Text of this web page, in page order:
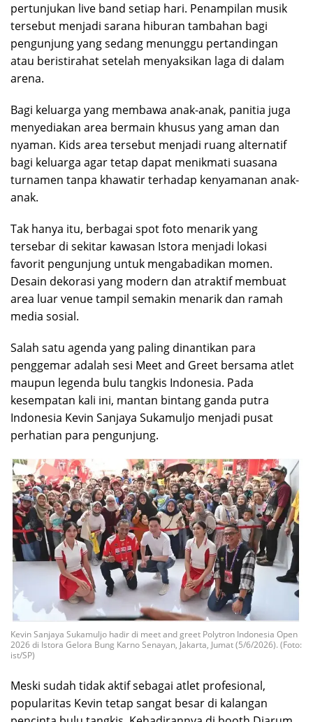
pertunjukan live band setiap hari. Penampilan musik
tersebut menjadi sarana hiburan tambahan bagi
pengunjung yang sedang menunggu pertandingan
atau beristirahat setelah menyaksikan laga di dalam
arena.
Bagi keluarga yang membawa anak-anak, panitia juga
menyediakan area bermain khusus yang aman dan
nyaman. Kids area tersebut menjadi ruang alternatif
bagi keluarga agar tetap dapat menikmati suasana
turnamen tanpa khawatir terhadap kenyamanan anak-
anak.
Tak hanya itu, berbagai spot foto menarik yang
tersebar di sekitar kawasan Istora menjadi lokasi
favorit pengunjung untuk mengabadikan momen.
Desain dekorasi yang modern dan atraktif membuat
area luar venue tampil semakin menarik dan ramah
media sosial.
Salah satu agenda yang paling dinantikan para
penggemar adalah sesi Meet and Greet bersama atlet
maupun legenda bulu tangkis Indonesia. Pada
kesempatan kali ini, mantan bintang ganda putra
Indonesia Kevin Sanjaya Sukamuljo menjadi pusat
perhatian para pengunjung.
Kevin Sanjaya Sukamuljo hadir di meet and greet Polytron Indonesia Open
2026 di Istora Gelora Bung Karno Senayan, Jakarta, Jumat (5/6/2026). (Foto:
ist/SP)
Meski sudah tidak aktif sebagai atlet profesional,
popularitas Kevin tetap sangat besar di kalangan